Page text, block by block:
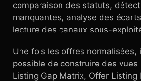
comparaison des statuts,
manquantes, analyse des
lecture des canaux sous-
Une fois les offres normalisées,
possible de construire des vues
Listing Gap Matrix, Offer Listing